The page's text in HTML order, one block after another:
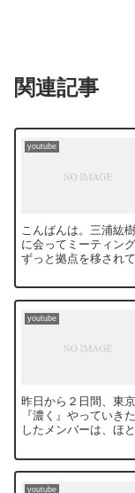
関連記事
youtube
こんばんは。三浦紘樹です。 先日、ハンモック
に会ってミーティングをしてきま
ずっと拠点を移され
youtube
昨日から２日間、東
『濃く』やっていき
したメンバーは、ほ
youtube